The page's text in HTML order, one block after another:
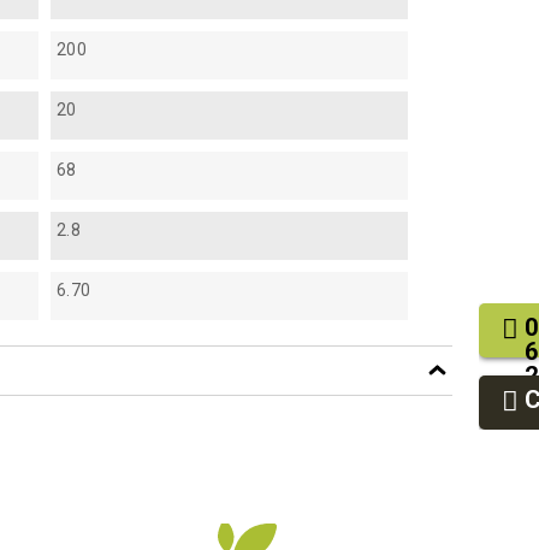
200
20
68
2.8
6.70